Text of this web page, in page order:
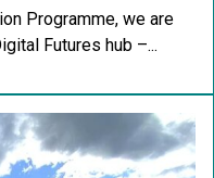
Programme, we are
Futures hub –...